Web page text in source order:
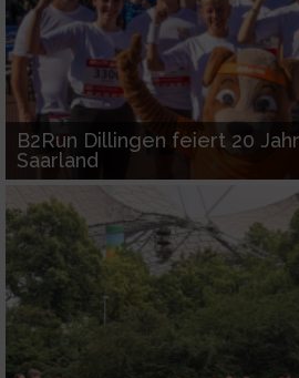
B2Run Dillingen feiert 20
Saarland